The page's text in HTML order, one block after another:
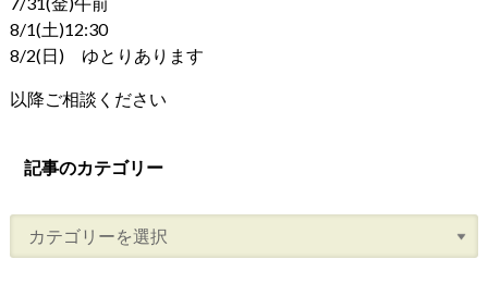
8/1(土)12:30
8/2(日) ゆとりあります
以降ご相談ください
記事のカテゴリー